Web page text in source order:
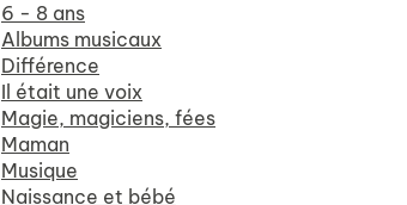
6 - 8 ans
Albums musicaux
Différence
Il était une voix
Magie, magiciens, fées
Maman
Musique
Naissance et bébé